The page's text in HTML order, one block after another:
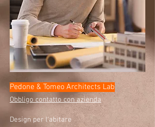
Pedone & Tomeo Architects Lab
Obbligo contatto con azienda
Design per l'abitare